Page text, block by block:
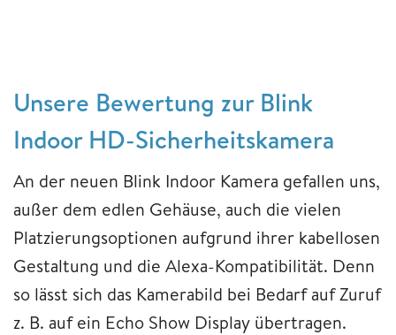
Unsere Bewertung zur Blink
Indoor HD-Sicherheitskamera
An der neuen Blink Indoor Kamera gefallen uns,
außer dem edlen Gehäuse, auch die vielen
Platzierungsoptionen aufgrund ihrer kabellosen
Gestaltung und die Alexa-Kompatibilität. Denn
so lässt sich das Kamerabild bei Bedarf auf Zuruf
z. B. auf ein Echo Show Display übertragen.